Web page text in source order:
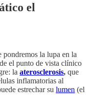
el
pondremos la lupa en la
el punto de vista clínico
la aterosclerosis, que
inflamatorias al
estrechar su lumen (el